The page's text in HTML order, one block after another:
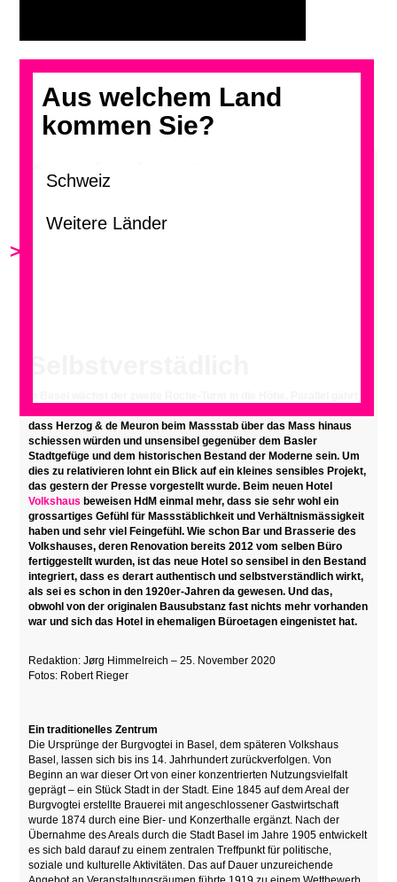
Aus welchem Land
kommen Sie?
<
>
dass Herzog & de Meuron beim Massstab über das Mass hinaus
schiessen würden und unsensibel gegenüber dem Basler
Stadtgefüge und dem historischen Bestand der Moderne sein. Um
dies zu relativieren lohnt ein Blick auf ein kleines sensibles Projekt,
das gestern der Presse vorgestellt wurde. Beim neuen Hotel
Volkshaus beweisen HdM einmal mehr, dass sie sehr wohl ein
grossartiges Gefühl für Massstäblichkeit und Verhältnismässigkeit
haben und sehr viel Feingefühl. Wie schon Bar und Brasserie des
Volkshauses, deren Renovation bereits 2012 vom selben Büro
fertiggestellt wurden, ist das neue Hotel so sensibel in den Bestand
integriert, dass es derart authentisch und selbstverständlich wirkt,
als sei es schon in den 1920er-Jahren da gewesen. Und das,
obwohl von der originalen Bausubstanz fast nichts mehr vorhanden
war und sich das Hotel in ehemaligen Büroetagen eingenistet hat.
Redaktion: Jørg Himmelreich – 25. November 2020
Fotos: Robert Rieger
Ein traditionelles Zentrum
Die Ursprünge der Burgvogtei in Basel, dem späteren Volkshaus
Basel, lassen sich bis ins 14. Jahrhundert zurückverfolgen. Von
Beginn an war dieser Ort von einer konzentrierten Nutzungsvielfalt
geprägt – ein Stück Stadt in der Stadt. Eine 1845 auf dem Areal der
Burgvogtei erstellte Brauerei mit angeschlossener Gastwirtschaft
wurde 1874 durch eine Bier- und Konzerthalle ergänzt. Nach der
Übernahme des Areals durch die Stadt Basel im Jahre 1905 entwickelt
es sich bald darauf zu einem zentralen Treffpunkt für politische,
soziale und kulturelle Aktivitäten. Das auf Dauer unzureichende